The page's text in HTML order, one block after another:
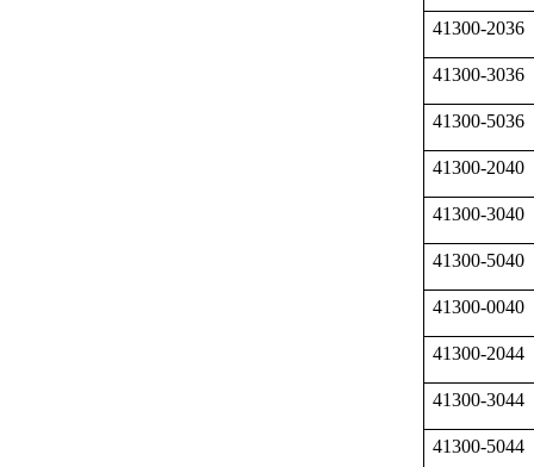
41300-2036
41300-3036
41300-5036
41300-2040
41300-3040
41300-5040
41300-0040
41300-2044
41300-3044
41300-5044